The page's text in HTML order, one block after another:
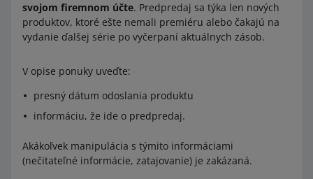
svojom firemnom účte. Predpredaj sa týka len nových
produktov, ktoré ešte nemali premiéru alebo čakajú na
vydanie ďalšej série po vyčerpaní aktuálnych zásob.
V opise ponuky uveďte:
presný dátum odoslania produktu
informáciu, že ide o predpredaj.
Akákoľvek manipulácia s týmito informáciami
(nečitateľné informácie, zatajovanie) je zakázaná.